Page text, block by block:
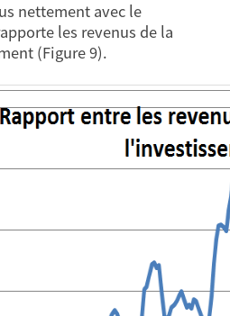
nettement avec le
les revenus de la
(Figure 9).